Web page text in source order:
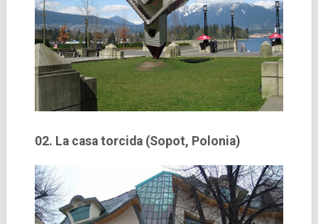
02. La casa torcida (Sopot, Polonia)